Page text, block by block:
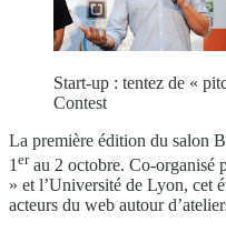
Start-up : tentez de «
Contest
La première édition du salon
1 erau 2 octobre. Co-organisé
» et l’Université de Lyon, cet
acteurs du web autour